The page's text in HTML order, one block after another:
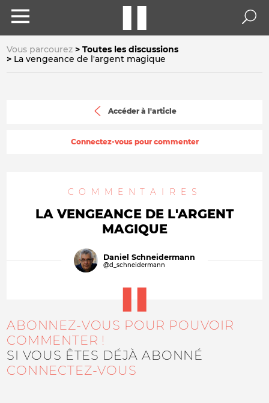
Vous parcourez
Toutes les discussions
La vengeance de l'argent magique
Accéder à l'article
Connectez-vous pour commenter
COMMENTAIRES
LA VENGEANCE DE L'ARGENT
MAGIQUE
Daniel Schneidermann
@d_schneidermann
ABONNEZ-VOUS POUR POUVOIR
COMMENTER !
SI VOUS ÊTES DÉJÀ ABONNÉ
CONNECTEZ-VOUS